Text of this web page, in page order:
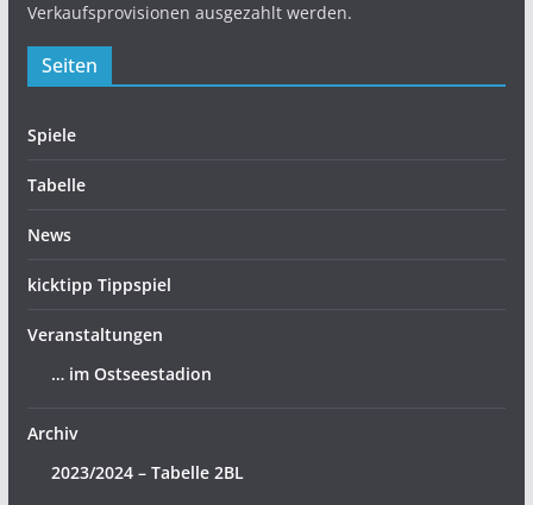
Verkaufsprovisionen ausgezahlt werden.
Seiten
Spiele
Tabelle
News
kicktipp Tippspiel
Veranstaltungen
… im Ostseestadion
Archiv
2023/2024 – Tabelle 2BL